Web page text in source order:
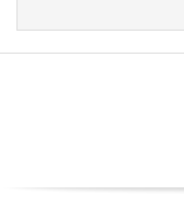
Navigation
Menu